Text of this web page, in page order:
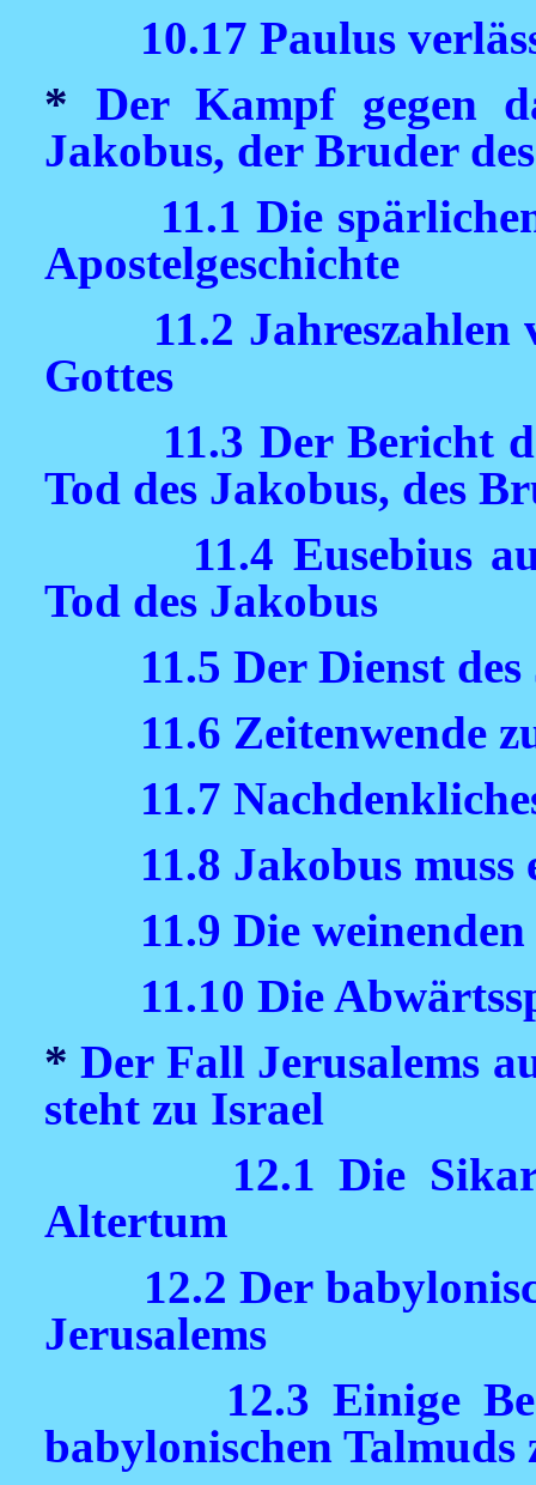
10.17 Paulus
* Der Kampf gegen
Jakobus, der Bruder
11.1 Die
Apostelgeschichte
11.2 Jahreszahlen
Gottes
11.3 Der Bericht
Tod des Jakobus, des
11.4 Eusebius
Tod des Jakobus
11.5 Der Dienst
11.6 Zeitenwende
11.7
11.8 Jakobus
11.9 Die
11.10 Die
*Der Fall Jerusalems
steht zu Israel
12.1 Die
Altertum
12.2 Der
Jerusalems
12.3 Einige
babylonischen